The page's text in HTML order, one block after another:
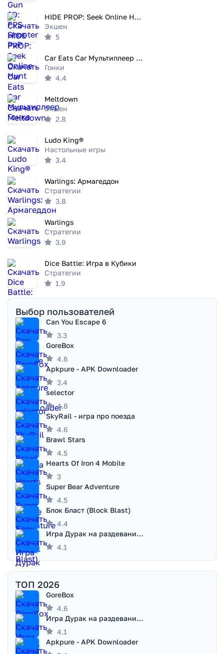
HIDE PROP: Seek Online Hunt
Экшен
5
Car Eats Car Мультиплеер Гонка
Гонки
4.4
Meltdown
Экшен
2.8
Ludo King®
Настольные игры
3.4
Warlings: Армагеддон
Стратегии
3.8
Warlings
Стратегии
3.9
Dice Battle: Игра в Кубики
Стратегии
1.9
Выбор пользователей
Can You Escape 6
3.3
GoreBox
4.6
Apkpure - APK Downloader
3.4
selector
4.8
SkyRail - игра про поезда
4.6
Brawl Stars
4.5
Hearts Of Iron 4 Mobile
3
Super Bear Adventure
4.5
Блок Бласт (Block Blast)
4.4
Игра Дурак на раздевание - Правила игры
4.1
ТОП 2026
GoreBox
4.6
Игра Дурак на раздевание - Правила игры
4.1
Apkpure - APK Downloader